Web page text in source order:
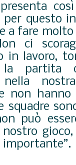
presenta
questo
a fare
ci
in lavoro,
la partita
nella
non
squadre
può
importante”.